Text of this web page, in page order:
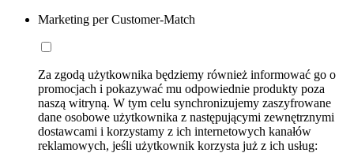
Marketing per Customer-Match
Za zgodą użytkownika będziemy również informować go o
promocjach i pokazywać mu odpowiednie produkty poza
naszą witryną. W tym celu synchronizujemy zaszyfrowane
dane osobowe użytkownika z następującymi zewnętrznymi
dostawcami i korzystamy z ich internetowych kanałów
reklamowych, jeśli użytkownik korzysta już z ich usług: